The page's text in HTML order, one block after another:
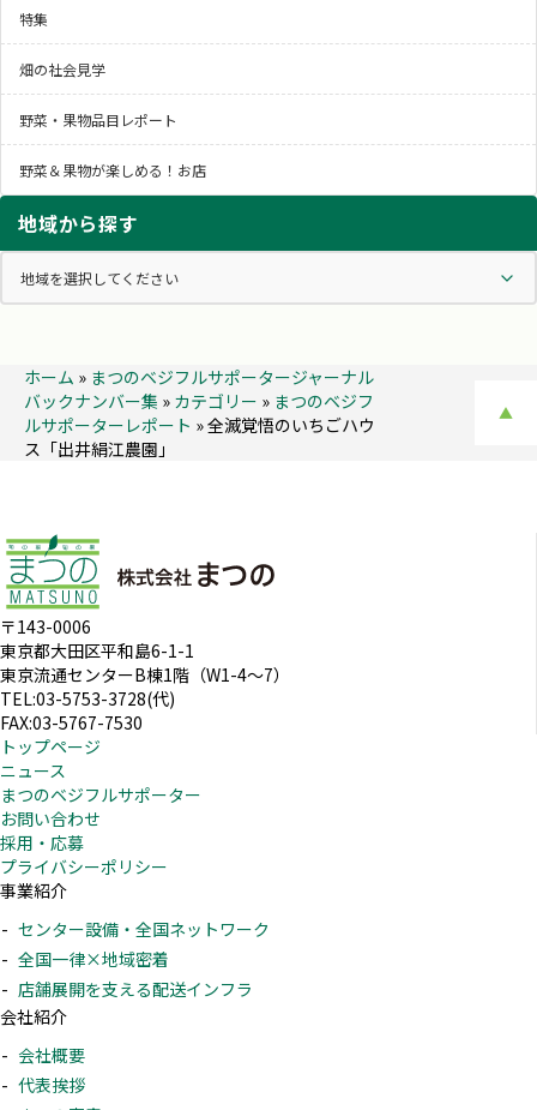
特集
畑の社会見学
野菜・果物品目レポート
野菜＆果物が楽しめる！お店
地域から探す
ホーム » まつのベジフルサポータージャーナル
バックナンバー集 » カテゴリー » まつのベジフ
ルサポーターレポート »全滅覚悟のいちごハウ
ス「出井絹江農園」
▲
〒143-0006
東京都大田区平和島6-1-1
東京流通センターB棟1階（W1-4～7）
TEL:03-5753-3728(代)
FAX:03-5767-7530
トップページ
ニュース
まつのベジフルサポーター
お問い合わせ
採用・応募
プライバシーポリシー
事業紹介
センター設備・全国ネットワーク
全国一律×地域密着
店舗展開を支える配送インフラ
会社紹介
会社概要
代表挨拶